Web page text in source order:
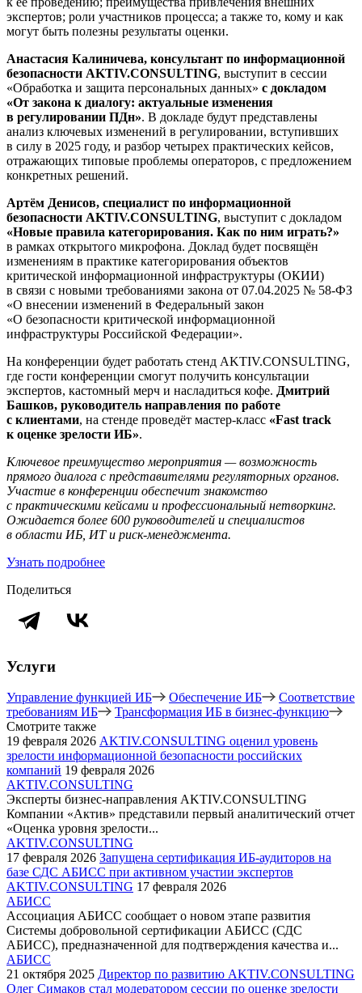
экспертов; роли участников процесса; а также то, кому и как
могут быть полезны результаты оценки.
Анастасия Калиничева, консультант по информационной
безопасности AKTIV.CONSULTING, выступит в сессии
«Обработка и защита персональных данных» с докладом
«От закона к диалогу: актуальные изменения
в регулировании ПДн». В докладе будут представлены
анализ ключевых изменений в регулировании, вступивших
в силу в 2025 году, и разбор четырех практических кейсов,
отражающих типовые проблемы операторов, с предложением
конкретных решений.
Артём Денисов, специалист по информационной
безопасности AKTIV.CONSULTING, выступит с докладом
«Новые правила категорирования. Как по ним играть?»
в рамках открытого микрофона. Доклад будет посвящён
изменениям в практике категорирования объектов
критической информационной инфраструктуры (ОКИИ)
в связи с новыми требованиями закона от 07.04.2025 № 58-ФЗ
«О внесении изменений в Федеральный закон
«О безопасности критической информационной
инфраструктуры Российской Федерации».
На конференции будет работать стенд AKTIV.CONSULTING,
где гости конференции смогут получить консультации
экспертов, кастомный мерч и насладиться кофе. Дмитрий
Башков, руководитель направления по работе
с клиентами, на стенде проведёт мастер-класс «Fast track
к оценке зрелости ИБ».
Ключевое преимущество мероприятия — возможность
прямого диалога с представителями регуляторных органов.
Участие в конференции обеспечит знакомство
с практическими кейсами и профессиональный нетворкинг.
Ожидается более 600 руководителей и специалистов
в области ИБ, ИТ и риск-менеджмента.
Узнать подробнее
Поделиться
Услуги
Управление функцией ИБ Обеспечение ИБ
Соответствие
требованиям ИБ
Трансформация ИБ в бизнес-функцию
Смотрите также
19 февраля 2026 AKTIV.CONSULTING оценил уровень
зрелости информационной безопасности российских
компаний 19 февраля 2026
AKTIV.CONSULTING
Эксперты бизнес-направления AKTIV.CONSULTING
Компании «Актив» представили первый аналитический отчет
«Оценка уровня зрелости...
AKTIV.CONSULTING
17 февраля 2026 Запущена сертификация ИБ-аудиторов на
базе СДС АБИСС при активном участии экспертов
AKTIV.CONSULTING 17 февраля 2026
АБИСС
Ассоциация АБИСС сообщает о новом этапе развития
Системы добровольной сертификации АБИСС (СДС
АБИСС), предназначенной для подтверждения качества и...
АБИСС
21 октября 2025 Директор по развитию AKTIV.CONSULTING
Олег Симаков стал модератором сессии по оценке зрелости